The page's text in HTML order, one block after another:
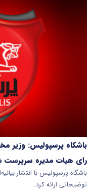
باشکاه پرسپولیس: وزیر
رای هیات مدیره سرپرست
باشگاه پرسپولیس با انتشار
توضیحاتی ارائه کرد.